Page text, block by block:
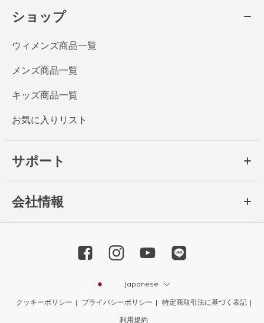
ショップ
ウィメンズ商品一覧
メンズ商品一覧
キッズ商品一覧
お気に入りリスト
サポート
会社情報
Japanese
クッキーポリシー プライバシーポリシー
特定商取引法に基づく表記
利用規約